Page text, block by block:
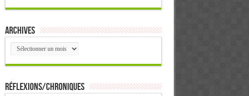
Archives
Archives
Réflexions/Chroniques